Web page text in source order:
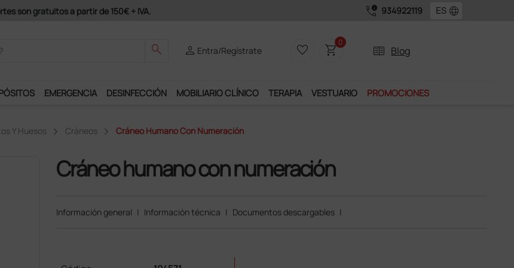
Ds Plus y podrás disfrutar de muchos servicios exclusivos. call_quality 934922119 language
search person Entra/Regístrate favorite_border shopping_cart0
two_pager Blog
EMERGENCIA DESINFECCIÓN MOBILIARIO CLÍNICO TERAPIA VESTUARIO PROMOCIONES
Y Huesos Cráneos Cráneo Humano Con Numeración
Cráneo humano con numeración
Información general | Información técnica | Documentos descargables |